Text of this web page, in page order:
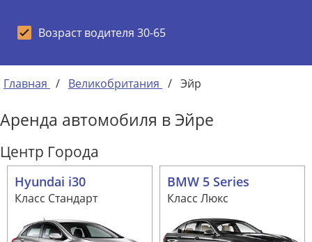
Возраст водителя 30-65
Главная / Великобритания / Эйр
Аренда автомобиля в Эйре
Центр Города
Hyundai i30
Класс Стандарт
BMW 5 Series
Класс Люкс